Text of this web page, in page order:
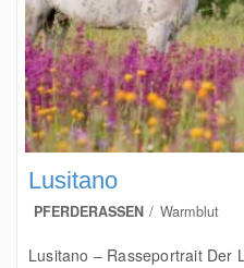
Lusitano
PFERDERASSEN Warmblut
Lusitano – Rasseportrait Der